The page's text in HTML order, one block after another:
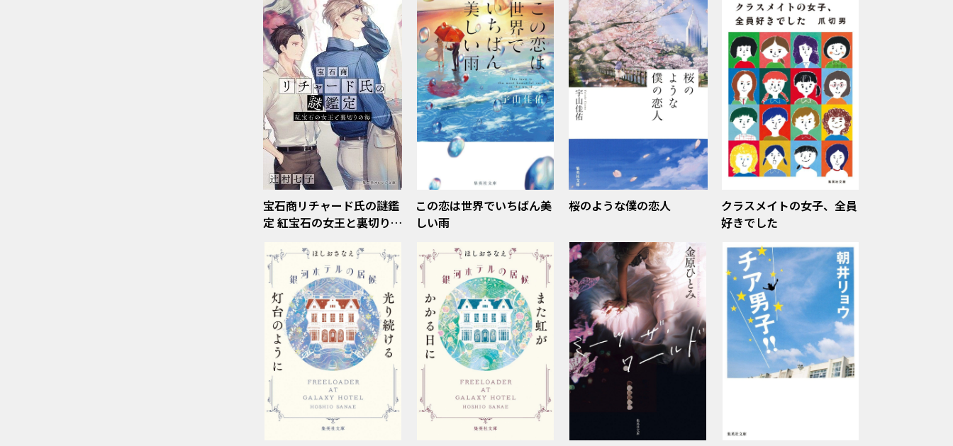
宝石商リチャード氏の謎鑑
定 紅宝石の女王と裏切りの
この恋は世界でいちばん美
しい雨
桜のような僕の恋人
クラスメイトの女子、全員
好きでした